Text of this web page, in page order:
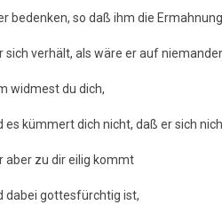
bedenken, so daß ihm die
sich verhält, als wäre er auf
widmest du dich,
es kümmert dich nicht, daß er sich
aber zu dir eilig kommt
dabei gottesfürchtig ist,